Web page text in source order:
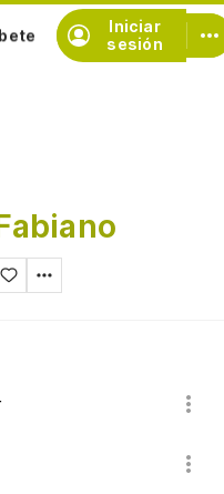
Iniciar
sesión